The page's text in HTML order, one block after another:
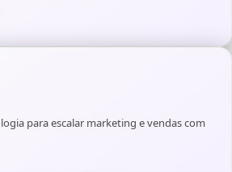
para escalar marketing e vendas com